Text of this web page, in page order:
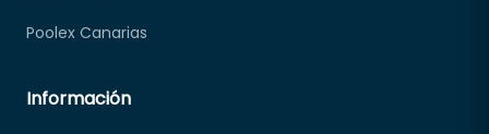
Poolex Canarias
Información